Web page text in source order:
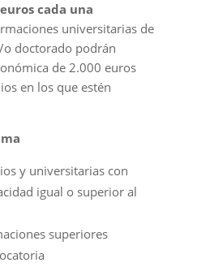
cada una
universitarias de
o doctorado podrán
de 2.000 euros
en los que estén
y universitarias con
igual o superior al
superiores